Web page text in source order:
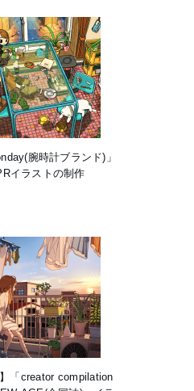
腕時計ブランド)」
イラストの制作
】「creator compilation